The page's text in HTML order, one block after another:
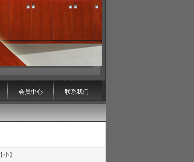
会员中心 联系我们
小】